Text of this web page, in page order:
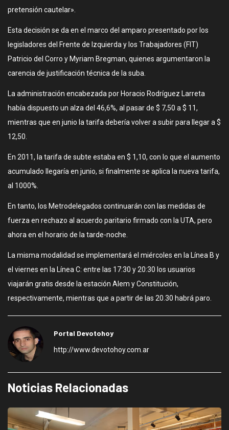
pretensión cautelar».
Esta decisión se da en el marco del amparo presentado por los
legisladores del Frente de Izquierda y los Trabajadores (FIT)
Patricio del Corro y Myriam Bregman, quienes argumentaron la
carencia de justificación técnica de la suba.
La administración encabezada por Horacio Rodríguez Larreta
había dispuesto un alza del 46,6%, al pasar de $ 7,50 a $ 11,
mientras que en junio la tarifa debería volver a subir para llegar a $
12,50.
En 2011, la tarifa de subte estaba en $ 1,10, con lo que el aumento
acumulado llegaría en junio, si finalmente se aplica la nueva tarifa,
al 1000%.
En tanto, los Metrodelegados continuarán con las medidas de
fuerza en rechazo al acuerdo paritario firmado con la UTA, pero
ahora en el horario de la tarde-noche.
La misma modalidad se implementará el miércoles en la Línea B y
el viernes en la Línea C: entre las 17:30 y 20:30 los usuarios
viajarán gratis desde la estación Alem y Constitución,
respectivamente, mientras que a partir de las 20.30 habrá paro.
Portal Devotohoy
http://www.devotohoy.com.ar
Noticias Relacionadas